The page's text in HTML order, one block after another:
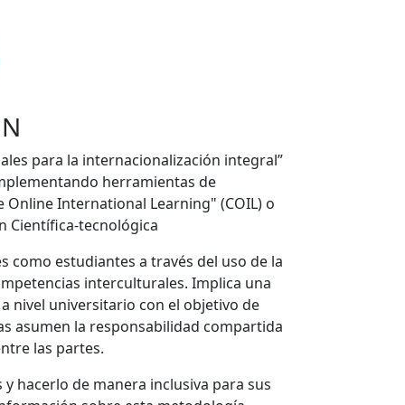
para la internacionalización integral”
herramientas de
International Learning" (COIL) o
Científica-tecnológica
estudiantes a través del uso de la
interculturales. Implica una
nivel universitario con el objetivo de
asumen la responsabilidad compartida
las partes.
hacerlo de manera inclusiva para sus